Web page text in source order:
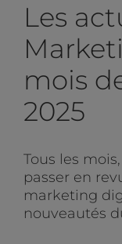
Les
mois
2025
Tous les
passer en
marketing
nouveautés